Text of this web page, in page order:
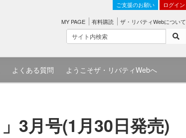
ご支援のお願い ログイン
MY PAGE 有料購読 ザ・リバティWebについて
よくある質問 ようこそザ・リバティWebへ
3月号(1月30日発売)